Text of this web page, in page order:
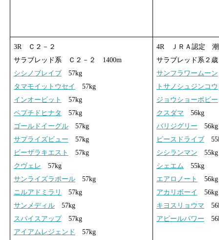
3R Ｃ２－２
サラブレッド系 Ｃ２－２ 1400m
シシノブレイブ 57kg
タマモイットウセイ
57kg
インオービット
57kg
ペプチドヒナタ
57kg
ゴールドイーグル57kg
サプライズビュー 57kg
ビーザラキエスト
57kg
クヴェレ 57kg
サンライズラポール57kg
ニルアドミラリ
57kg
サンメディル57kg
スパイスアップ57kg
アイアムレジェンド
57kg
4R ＪＲＡ認定 潮
サラブレッド系２
サンフラワームーン
トサノシュジンコウ
ジョウショーボビー
クスダマ 56kg
バリジグリー 56kg
ピースドライブ
シシランマン 55kg
シェエム 55kg
エアロノート
56kg
アカリボーイ
56kg
キヨスリョウマ
アピールパワー